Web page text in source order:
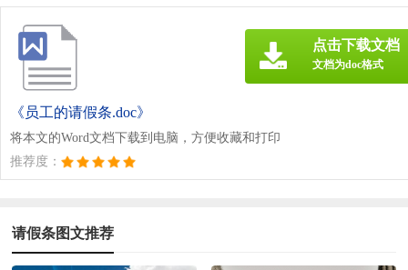
《员工的请假条.doc》
将本文的Word文档下载到电脑，方便收藏和打印
推荐度：
点击下载文档
文档为doc格式
请假条图文推荐